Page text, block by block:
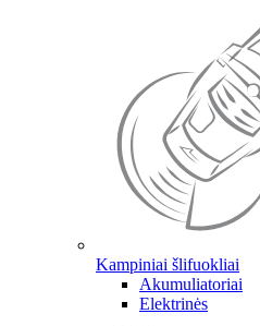
Kampiniai šlifuokliai
Akumuliatoriai
Elektrinės